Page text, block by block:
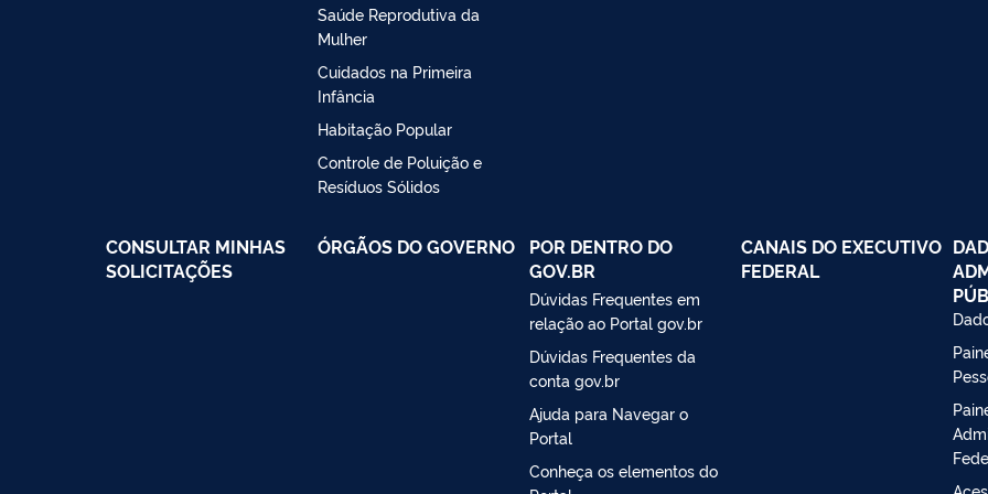
Saúde Reprodutiva da
Mulher
Cuidados na Primeira
Infância
Habitação Popular
Controle de Poluição e
Resíduos Sólidos
CONSULTAR MINHAS
SOLICITAÇÕES
ÓRGÃOS DO GOVERNO
POR DENTRO DO
GOV.BR
Dúvidas Frequentes em
relação ao Portal gov.br
Dúvidas Frequentes da
conta gov.br
Ajuda para Navegar o
Portal
Conheça os elementos do
CANAIS DO EXECUTIVO
FEDERAL